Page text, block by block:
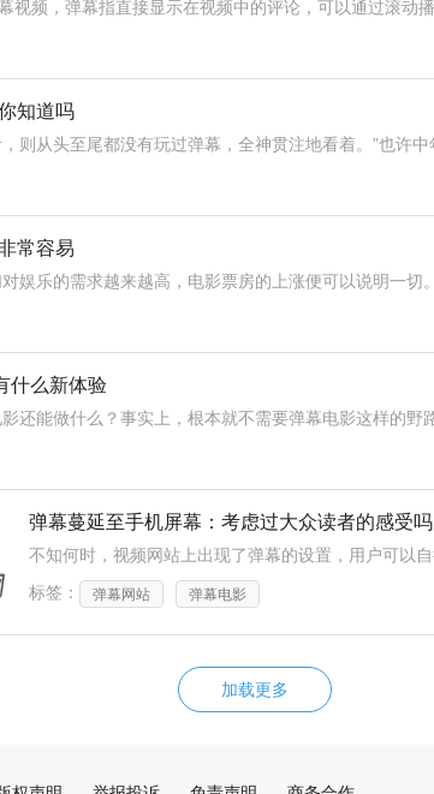
知道吗
常容易
什么新体验
弹幕蔓延至手机屏幕：考虑过大众读者的感受吗
标签：
弹幕网站 弹幕电影
加载更多